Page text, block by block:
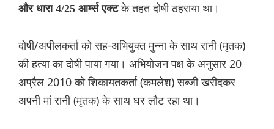
और धारा 4/25 आर्म्स एक्टके तहत दोषी ठहराया था।
दोषी/अपीलकर्ता को सह-अभियुक्त मुन्ना के साथ रानी (मृतक)
की हत्या का दोषी पाया गया। अभियोजन पक्ष के अनुसार 20
अप्रैल 2010 को शिकायतकर्ता (कमलेश) सब्जी खरीदकर
अपनी मां रानी (मृतक) के साथ घर लौट रहा था।